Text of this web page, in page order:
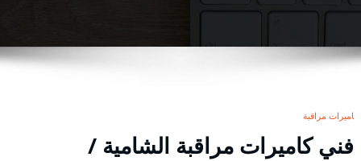
كاميرات مراقبة
فني كاميرات مراقبة الشامية /